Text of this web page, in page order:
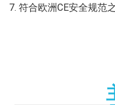
7. 符合欧洲CE安全规范